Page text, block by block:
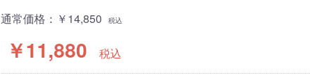
通常価格： ￥14,850 税込
￥11,880 税込